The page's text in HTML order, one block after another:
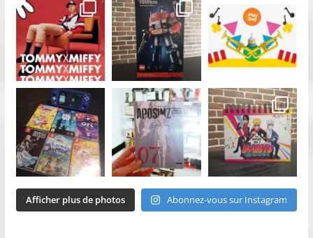
Afficher plus de photos Abonnez-vous sur Instagram